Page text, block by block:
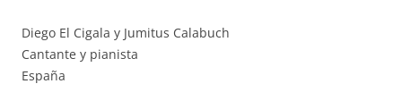
Diego El Cigala y Jumitus Calabuch
Cantante y pianista
España